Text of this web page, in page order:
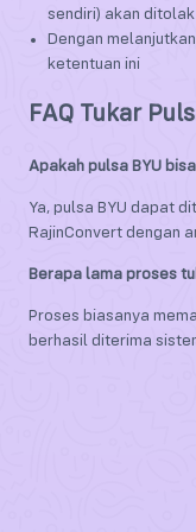
sendiri) akan ditolak
Dengan
ketentuan ini
FAQ Tukar
Apakah pulsa BYU
Ya, pulsa BYU dapat
RajinConvert dengan
Berapa lama proses
Proses biasanya
berhasil diterima